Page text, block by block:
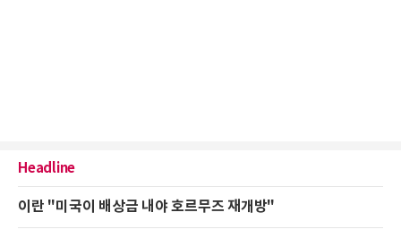
Headline
이란 "미국이 배상금 내야 호르무즈 재개방"